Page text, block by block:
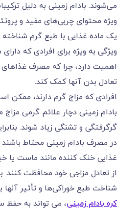
می‌شوند. بادام زمینی به دلیل
ویژه محتوای چربی‌های مفید و
یک ماده غذایی با طبع گرم
ویژگی به‌ ویژه برای افرادی که
اهمیت دارد، چرا که مصرف غذاهای
تعادل بدن آنها کمک کند.
افرادی که مزاج گرم دارند، ممکن
بادام زمینی دچار علائم گرمی‌
گرگرفتگی و تشنگی زیاد شوند.
در مصرف بادام زمینی محتاط باشند
غذایی خنک ‌کننده مانند ماست یا
از تعادل مزاجی خود محافظت کنند.
شناخت طبع خوراکی‌ها و تأثیر آنها
کره بادام زمینی، می ‌تواند به حفظ